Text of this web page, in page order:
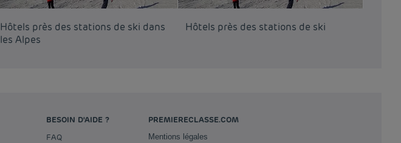
Hôtels près des stations de ski dans
les Alpes
Hôtels près des stations de ski
BESOIN D'AIDE ?
FAQ
PREMIERECLASSE.COM
Mentions légales